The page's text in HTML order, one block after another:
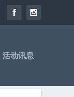
活动讯息